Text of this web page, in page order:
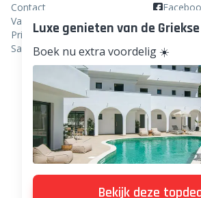
Contact
Vacatures
Privacy
Samenwerken
Linkedin
TikTok
Luxe genieten van de
Boek nu extra voordelig ☀️
Bekijk deze